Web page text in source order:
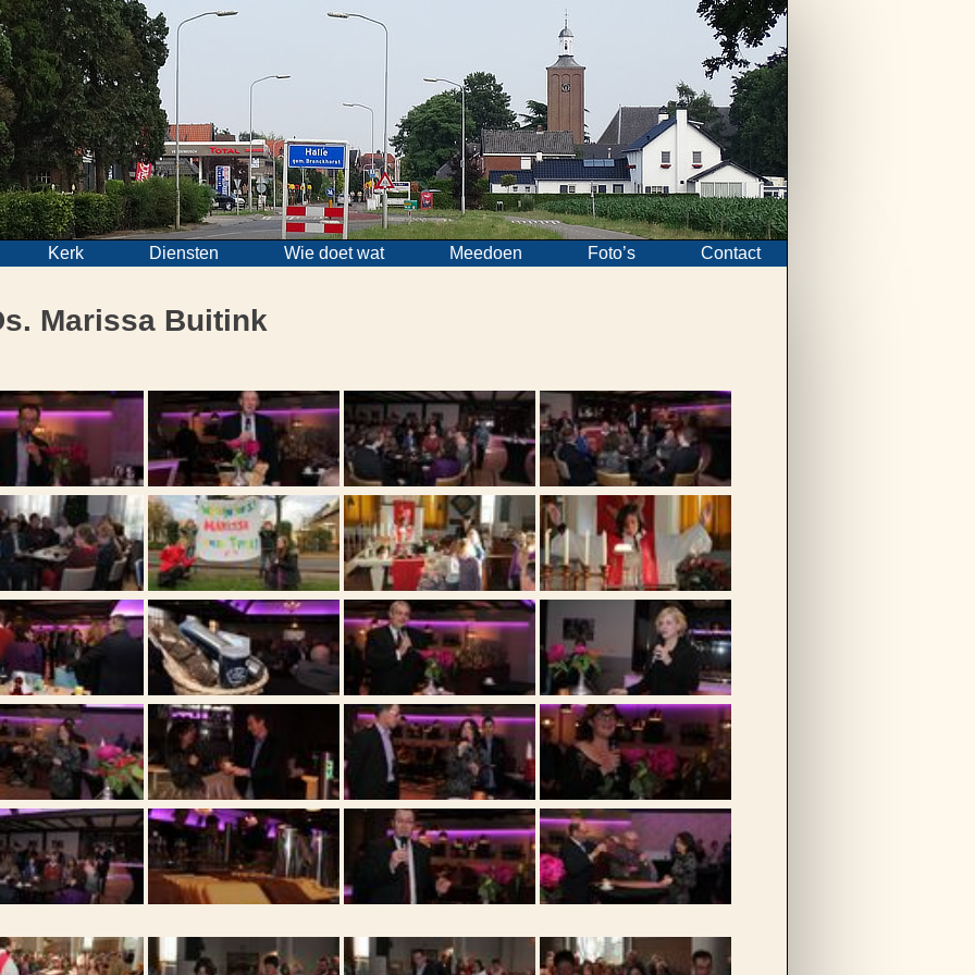
Kerk Diensten Wie doet wat Meedoen Foto’s Contact
Marissa Buitink